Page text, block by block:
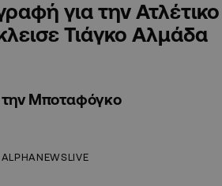
για την Ατλέτικο
Τιάγκο Αλμάδα
την Μποταφόγκο
ALPHANEWSLIVE